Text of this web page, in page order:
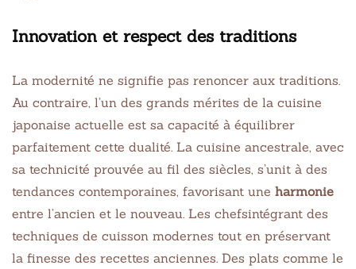
Innovation et respect des traditions
La modernité ne signifie pas renoncer aux traditions.
Au contraire, l’un des grands mérites de la cuisine
japonaise actuelle est sa capacité à équilibrer
parfaitement cette dualité. La cuisine ancestrale, avec
sa technicité prouvée au fil des siècles, s’unit à des
tendances contemporaines, favorisant une harmonie
entre l’ancien et le nouveau. Les chefsintégrant des
techniques de cuisson modernes tout en préservant
la finesse des recettes anciennes. Des plats comme le